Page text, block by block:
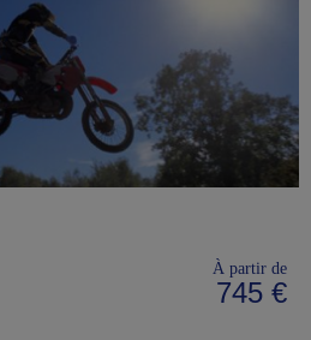
À partir de
745 €